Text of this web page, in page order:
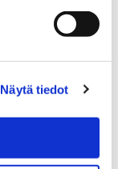
Näytä tiedot